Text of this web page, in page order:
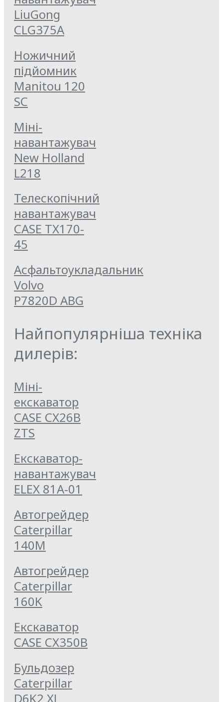
LiuGong
CLG375A
Ножичний
підйомник
Manitou 120
SC
Міні-
навантажувач
New Holland
L218
Телескопічний
навантажувач
CASE TX170-
45
Асфальтоукладальник
Volvo
P7820D ABG
Найпопулярніша техніка
дилерів:
Міні-
екскаватор
CASE CX26B
ZTS
Екскаватор-
навантажувач
ELEX 81А-01
Автогрейдер
Caterpillar
140M
Автогрейдер
Caterpillar
160K
Екскаватор
CASE CX350B
Бульдозер
Caterpillar
D6K2 XL